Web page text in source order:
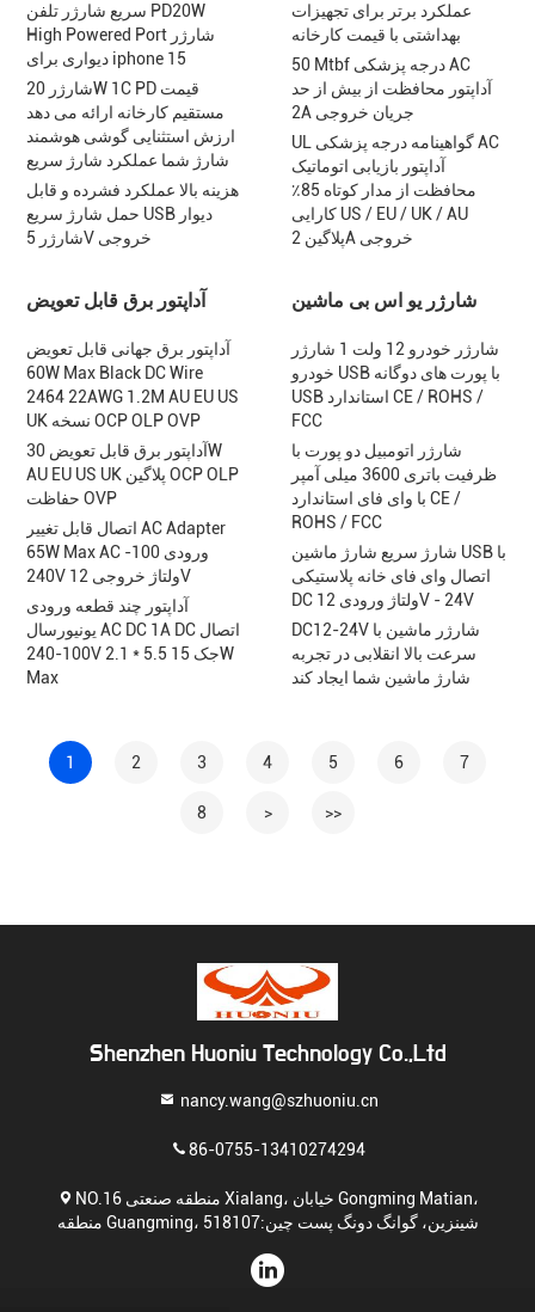
سریع شارژر تلفن PD20W
High Powered Port شارژر
دیواری برای iphone 15
شارژر 20W 1C PD قیمت
مستقیم کارخانه ارائه می دهد
ارزش استثنایی گوشی هوشمند
شارژ شما عملکرد شارژ سریع
هزینه بالا عملکرد فشرده و قابل
حمل شارژ سریع USB دیوار
شارژر 5V خروجی
عملکرد برتر برای تجهیزات
بهداشتی با قیمت کارخانه
50 Mtbf درجه پزشکی AC
آداپتور محافظت از بیش از حد
2A جریان خروجی
UL گواهینامه درجه پزشکی AC
آداپتور بازیابی اتوماتیک
محافظت از مدار کوتاه 85٪
کارایی US / EU / UK / AU
پلاگین 2A خروجی
آداپتور برق قابل تعویض
آداپتور برق جهانی قابل تعویض
60W Max Black DC Wire
2464 22AWG 1.2M AU EU US
UK نسخه OCP OLP OVP
آداپتور برق قابل تعویض 30W
AU EU US UK پلاگین OCP OLP
حفاظت OVP
اتصال قابل تغییر AC Adapter
65W Max AC ورودی 100-
240V ولتاژ خروجی 12V
آداپتور چند قطعه ورودی
یونیورسال AC DC 1A DC اتصال
100-240V 2.1 * 5.5 جک 15W
Max
شارژر یو اس بی ماشین
شارژر خودرو 12 ولت 1 شارژر
خودرو USB با پورت های دوگانه
USB استاندارد CE / ROHS /
FCC
شارژر اتومبیل دو پورت با
ظرفیت باتری 3600 میلی آمپر
با وای فای استاندارد CE /
ROHS / FCC
شارژ سریع شارژ ماشین USB با
اتصال وای فای خانه پلاستیکی
DC ولتاژ ورودی 12V - 24V
DC12-24V شارژر ماشین با
سرعت بالا انقلابی در تجربه
شارژ ماشین شما ایجاد کند
1 2 3 4 5 6 7
8 > >>
Shenzhen Huoniu Technology Co.,Ltd
nancy.wang@szhuoniu.cn
86-0755-13410274294
NO.16 منطقه صنعتی Xialang، خیابان Gongming Matian،
منطقه Guangming، شینزین، گوانگ دونگ پست چین:518107